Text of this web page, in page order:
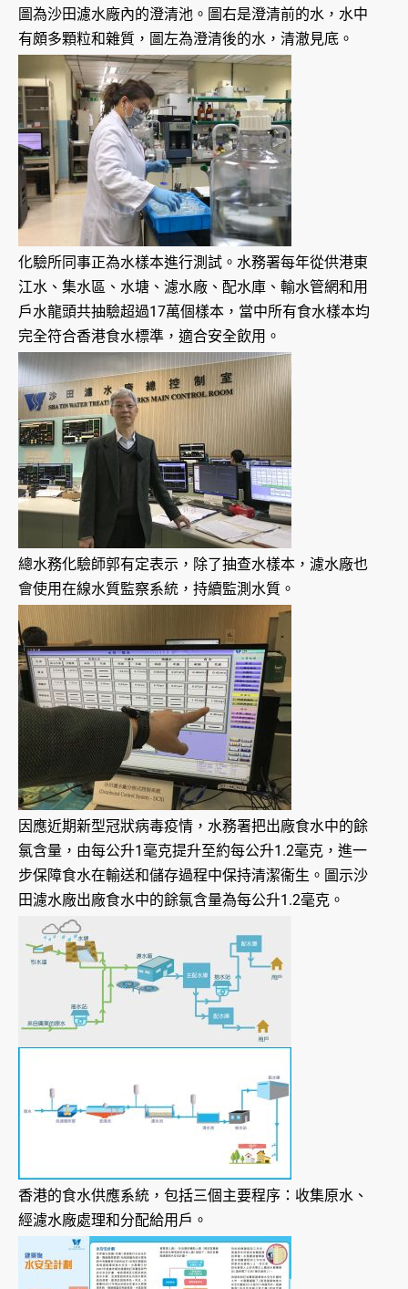
圖為沙田濾水廠內的澄清池。圖右是澄清前的水，水中
有頗多顆粒和雜質，圖左為澄清後的水，清澈見底。
化驗所同事正為水樣本進行測試。水務署每年從供港東
江水、集水區、水塘、濾水廠、配水庫、輸水管網和用
戶水龍頭共抽驗超過17萬個樣本，當中所有食水樣本均
完全符合香港食水標準，適合安全飲用。
總水務化驗師郭有定表示，除了抽查水樣本，濾水廠也
會使用在線水質監察系統，持續監測水質。
因應近期新型冠狀病毒疫情，水務署把出廠食水中的餘
氯含量，由每公升1毫克提升至約每公升1.2毫克，進一
步保障食水在輸送和儲存過程中保持清潔衞生。圖示沙
田濾水廠出廠食水中的餘氯含量為每公升1.2毫克。
香港的食水供應系統，包括三個主要程序：收集原水、
經濾水廠處理和分配給用戶。